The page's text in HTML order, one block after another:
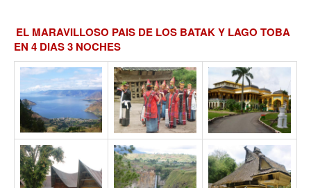
EL MARAVILLOSO PAIS DE LOS BATAK Y LAGO TOBA
EN 4 DIAS 3 NOCHES